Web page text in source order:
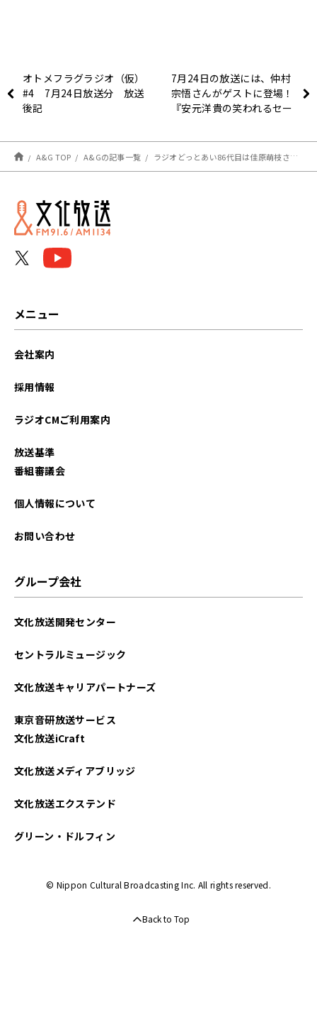
オトメフラグラジオ（仮）
#4 7月24日放送分 放送
後記
7月24日の放送には、仲村
宗悟さんがゲストに登場！
『安元洋貴の笑われるセー
A&G TOP A&Gの記事一覧 ラジオどっとあい86代目は佳原萌枝さんに決定！ タイトルは「佳原萌枝といっしょ。」
メニュー
会社案内
採用情報
ラジオCMご利用案内
放送基準
番組審議会
個人情報について
お問い合わせ
グループ会社
文化放送開発センター
セントラルミュージック
文化放送キャリアパートナーズ
東京音研放送サービス
文化放送iCraft
文化放送メディアブリッジ
文化放送エクステンド
グリーン・ドルフィン
© Nippon Cultural Broadcasting Inc. All rights reserved.
Back to Top